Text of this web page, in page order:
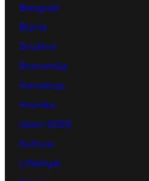
Beograd
Biznis
Društvo
Ekonomija
Horoskop
Hronika
Izbori 2023
Kultura
Lifestyle